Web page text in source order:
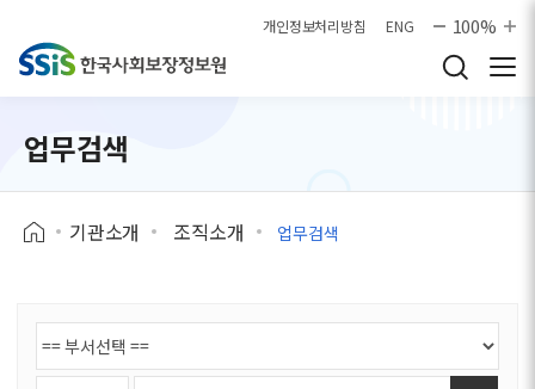
개인정보처리방침 ENG 100%
업무검색
기관소개 조직소개 업무검색